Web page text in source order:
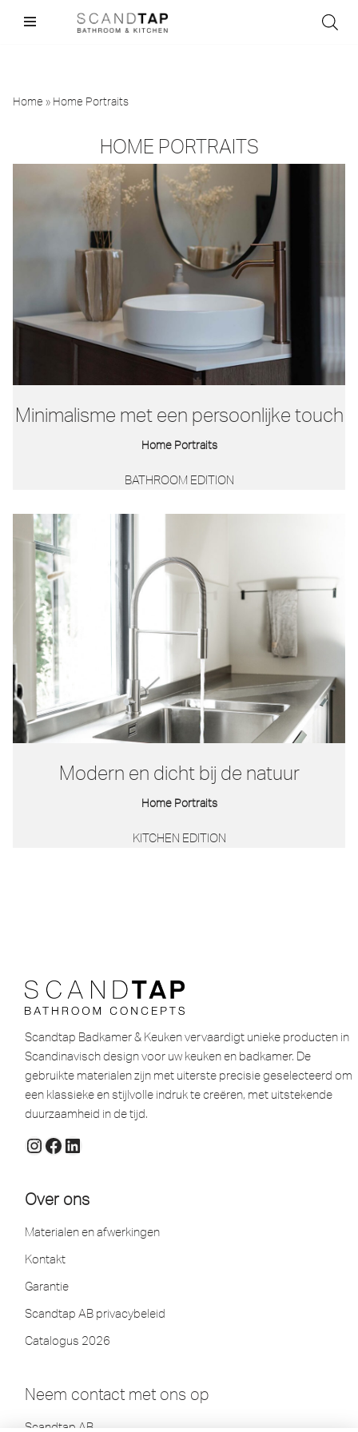
Home » Home Portraits
HOME PORTRAITS
Minimalisme met een persoonlijke touch
Home Portraits
BATHROOM EDITION
Modern en dicht bij de natuur
Home Portraits
KITCHEN EDITION
Scandtap Badkamer & Keuken vervaardigt unieke producten in
Scandinavisch design voor uw keuken en badkamer. De
gebruikte materialen zijn met uiterste precisie geselecteerd om
een ​​klassieke en stijlvolle indruk te creëren, met uitstekende
duurzaamheid in de tijd.
Over ons
Materialen en afwerkingen
Kontakt
Garantie
Scandtap AB privacybeleid
Catalogus 2026
Neem contact met ons op
Scandtap AB